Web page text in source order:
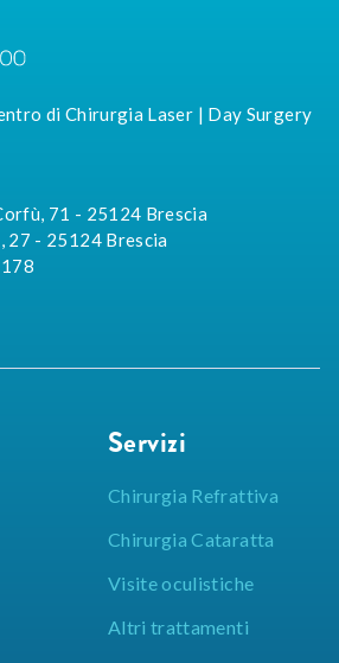
di Chirurgia Laser | Day Surgery
71 - 25124 Brescia
27 - 25124 Brescia
Servizi
Chirurgia Refrattiva
Chirurgia Cataratta
Visite oculistiche
Altri trattamenti